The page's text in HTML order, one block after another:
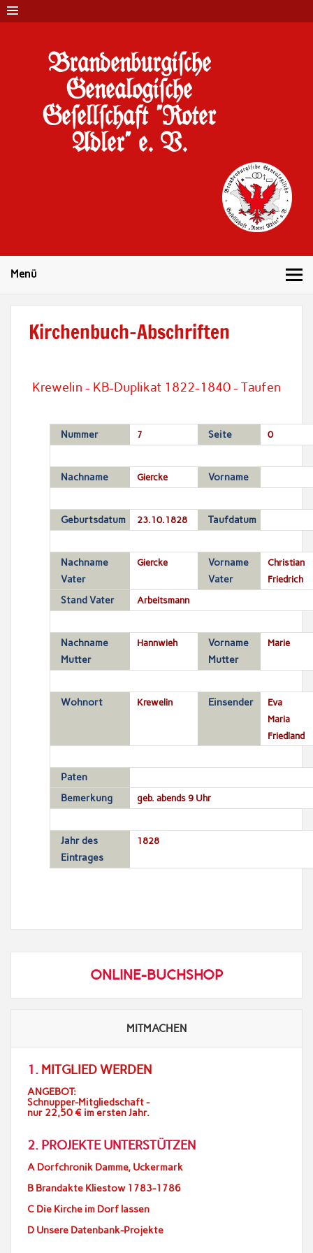
Brandenburgi#che
Genealogi#che
Ge#ell#chaft "Roter
Adler" e. V.
Menü
Kirchenbuch-Abschriften
Krewelin - KB-Duplikat 1822-1840 - Taufen
Nummer 7 Seite 0
Nachname Giercke Vorname
Geburtsdatum 23.10.1828 Taufdatum
Nachname
Vater
Giercke
Vorname
Vater
Christian
Friedrich
Stand Vater Arbeitsmann
Nachname
Mutter
Hannwieh
Vorname
Mutter
Marie
Wohnort Krewelin Einsender
Eva
Maria
Friedland
Paten
Bemerkung
geb. abends 9 Uhr
Jahr des
Eintrages
1828
ONLINE-BUCHSHOP
MITMACHEN
1. MITGLIED WERDEN
ANGEBOT:
Schnupper-Mitgliedschaft -
nur 22,50 € im ersten Jahr.
2. PROJEKTE UNTERSTÜTZEN
A Dorfchronik Damme, Uckermark
B Brandakte Kliestow 1783-1786
C Die Kirche im Dorf lassen
D Unsere Datenbank-Projekte